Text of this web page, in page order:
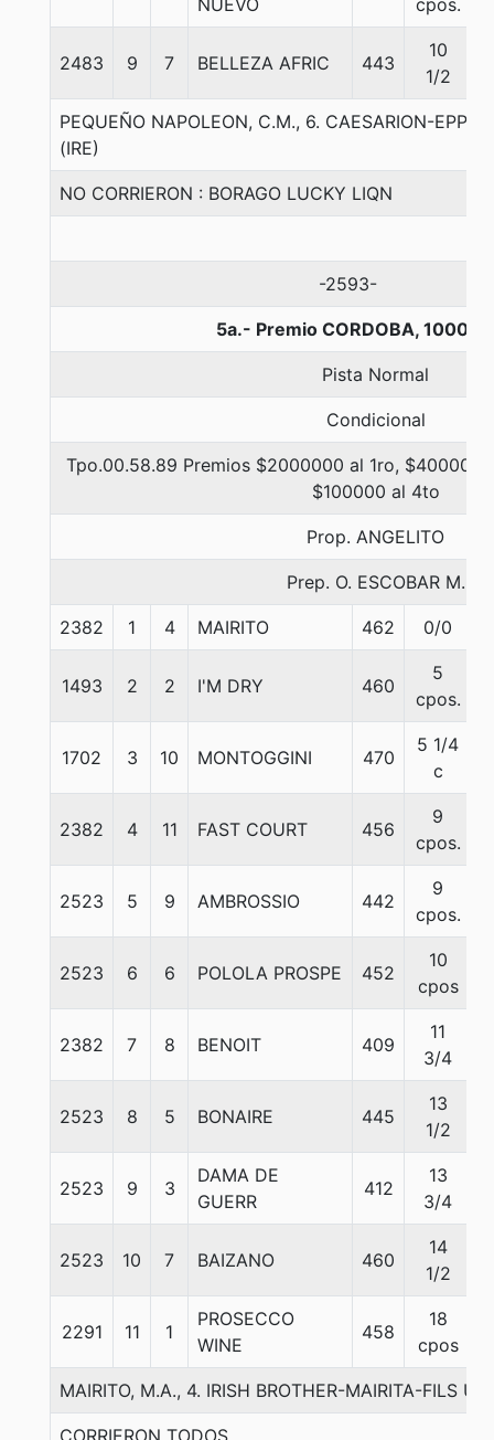
NUEVO
cpos.
2483 9 7 BELLEZA AFRIC 443
10
1/2
PEQUEÑO NAPOLEON, C.M., 6. CAESARION-
(IRE)
NO CORRIERON : BORAGO LUCKY LIQN
-2593-
5a.- Premio CORDOBA, 1000
Pista Normal
Condicional
Tpo.00.58.89 Premios $2000000 al 1ro, $400000
$100000 al 4to
Prop. ANGELITO
Prep. O. ESCOBAR M.
2382 1 4 MAIRITO 462 0/0
1493 2 2 I'M DRY 460
5
cpos.
1702 3 10 MONTOGGINI 470
5 1/4
c
2382 4 11 FAST COURT 456
9
cpos.
2523 5 9 AMBROSSIO 442
9
cpos.
2523 6 6 POLOLA PROSPE 452
10
cpos
2382 7 8 BENOIT 409
11
3/4
2523 8 5 BONAIRE 445
13
1/2
2523 9 3
DAMA DE
GUERR
412
13
3/4
2523 10 7 BAIZANO 460
14
1/2
2291 11 1
PROSECCO
WINE
458
18
cpos
MAIRITO, M.A., 4. IRISH BROTHER-MAIRITA-FILS
CORRIERON TODOS.